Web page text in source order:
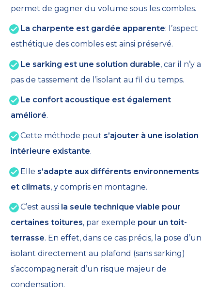
permet de gagner du volume sous les combles.
La charpente est gardée apparente: l’aspect
esthétique des combles est ainsi préservé.
Le sarking est une solution durable, car il n’y a
pas de tassement de l’isolant au fil du temps.
Le confort acoustique est également
amélioré.
Cette méthode peut s’ajouter à une isolation
intérieure existante.
Elle s’adapte aux différents environnements
et climats, y compris en montagne.
C’est aussi la seule technique viable pour
certaines toitures, par exemple pour un toit-
terrasse. En effet, dans ce cas précis, la pose d’un
isolant directement au plafond (sans sarking)
s’accompagnerait d’un risque majeur de
condensation.